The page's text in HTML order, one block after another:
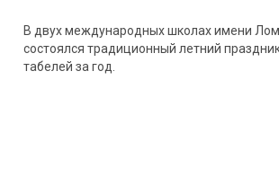
В двух международных школах имени
состоялся традиционный летний
табелей за год.